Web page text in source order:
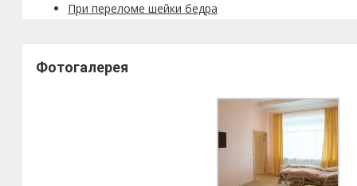
При переломе шейки бедра
Фотогалерея